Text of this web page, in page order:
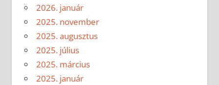
2026. január
2025. november
2025. augusztus
2025. július
2025. március
2025. január